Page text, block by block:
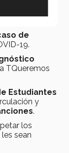
para
de
19.
TQueremos
Estudiantes
y
.
los
sean